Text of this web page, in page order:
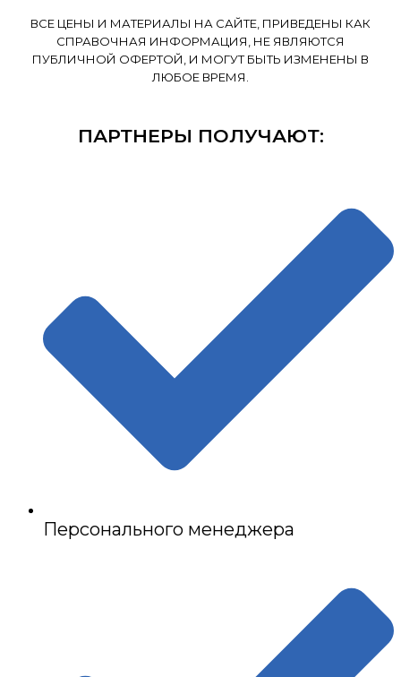
ВСЕ ЦЕНЫ И МАТЕРИАЛЫ НА САЙТЕ, ПРИВЕДЕНЫ КАК
СПРАВОЧНАЯ ИНФОРМАЦИЯ, НЕ ЯВЛЯЮТСЯ
ПУБЛИЧНОЙ ОФЕРТОЙ, И МОГУТ БЫТЬ ИЗМЕНЕНЫ В
ЛЮБОЕ ВРЕМЯ.
ПАРТНЕРЫ ПОЛУЧАЮТ:
Персонального менеджера